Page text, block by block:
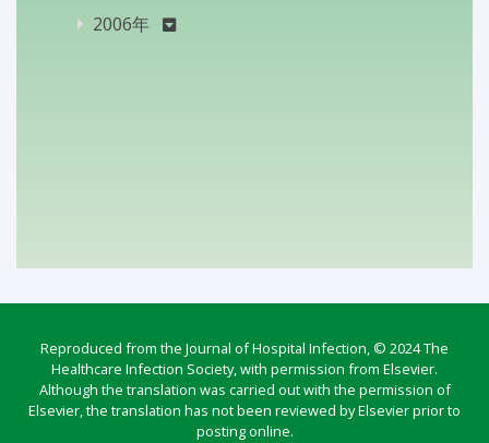
2006年
Reproduced from the Journal of Hospital Infection, © 2024 The
Healthcare Infection Society, with permission from Elsevier.
Although the translation was carried out with the permission of
Elsevier, the translation has not been reviewed by Elsevier prior to
posting online.